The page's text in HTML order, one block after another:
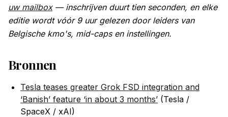
uw mailbox— inschrijven duurt tien seconden, en elke
editie wordt vóór 9 uur gelezen door leiders van
Belgische kmo's, mid-caps en instellingen.
Bronnen
Tesla teases greater Grok FSD integration and
‘Banish’ feature ‘in about 3 months’ (Tesla /
SpaceX / xAI)